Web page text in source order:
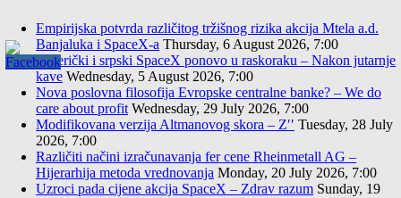
Empirijska potvrda različitog tržišnog rizika akcija Mtela a.d.
Banjaluka i SpaceX-a Thursday, 6 August 2026, 7:00
Američki i srpski SpaceX ponovo u raskoraku – Nakon jutarnje
kave Wednesday, 5 August 2026, 7:00
Nova poslovna filosofija Evropske centralne banke? – We do
care about profit Wednesday, 29 July 2026, 7:00
Modifikovana verzija Altmanovog skora – Z′′ Tuesday, 28 July
2026, 7:00
Različiti načini izračunavanja fer cene Rheinmetall AG –
Hijerarhija metoda vrednovanja Monday, 20 July 2026, 7:00
Uzroci pada cijene akcija SpaceX – Zdrav razum Sunday, 19